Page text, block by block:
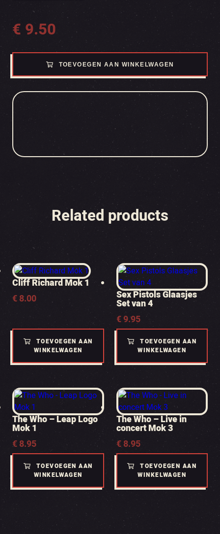
€ 9.50
TOEVOEGEN AAN WINKELWAGEN
Related products
Cliff Richard Mok 1
€8.00
TOEVOEGEN AAN
WINKELWAGEN
Sex Pistols Glaasjes
Set van 4
€9.95
TOEVOEGEN AAN
WINKELWAGEN
The Who – Leap Logo
Mok 1
€8.95
TOEVOEGEN AAN
WINKELWAGEN
The Who – Live in
concert Mok 3
€8.95
TOEVOEGEN AAN
WINKELWAGEN